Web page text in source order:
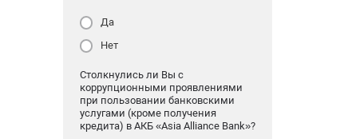
Да
Нет
Столкнулись ли Вы с
коррупционными проявлениями
при пользовании банковскими
услугами (кроме получения
кредита) в АКБ «Asia Alliance Bank»?